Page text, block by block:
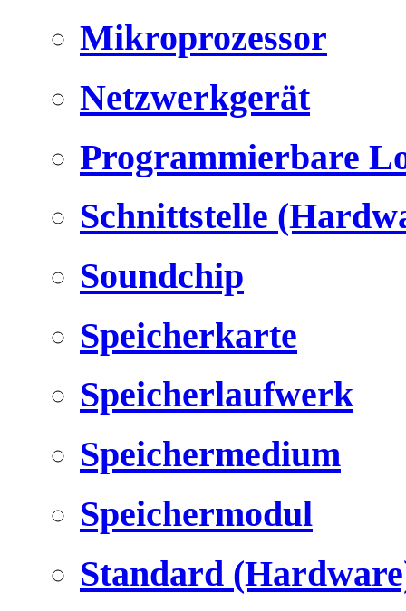
Mikroprozessor
Netzwerkgerät
Programmierbare
Schnittstelle
Soundchip
Speicherkarte
Speicherlaufwerk
Speichermedium
Speichermodul
Standard